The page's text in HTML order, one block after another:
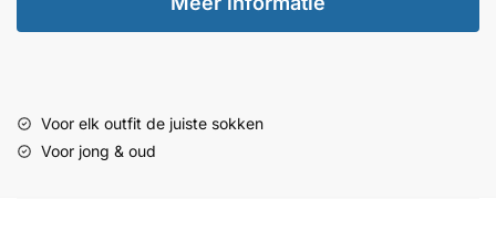
€27,00.€21,60.
Voor elk outfit de juiste sokken
Voor jong & oud